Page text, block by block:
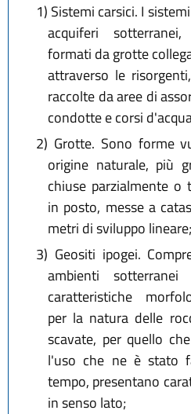
1) Sistemi carsici. I
acquiferi
formati da grotte
attraverso le
raccolte da aree di
condotte e corsi
2) Grotte. Sono forme
origine naturale, più
chiuse parzialmente
in posto, messe a
metri di sviluppo lineare;
3) Geositi ipogei.
ambienti
caratteristiche
per la natura delle
scavate, per quello
l'uso che ne è stato
tempo, presentano
in senso lato;